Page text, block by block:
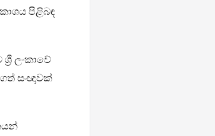
පිළිබඳ
ලංකාවේ
සංඥාවක්